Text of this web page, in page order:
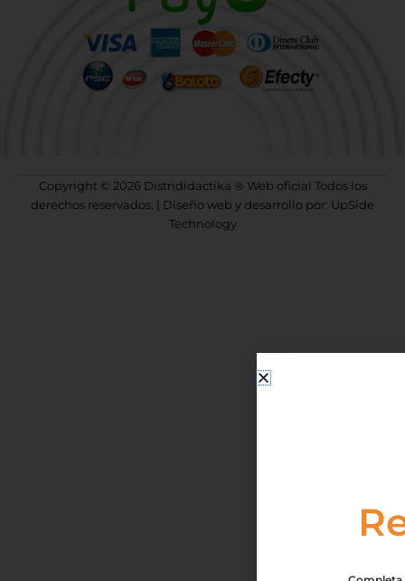
Copyright © 2026 Distrididactika ® Web oficial Todos los
derechos reservados. | Diseño web y desarrollo por: UpSide
Technology